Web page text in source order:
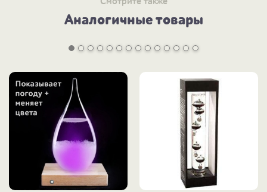
Аналогичные товары